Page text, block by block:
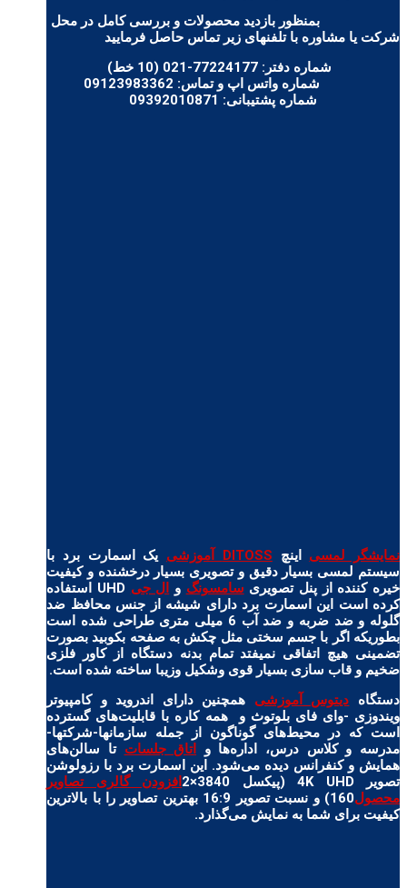
بمنظور بازدید محصولات و بررسی کامل در محل
شرکت یا مشاوره با تلفنهای زیر تماس حاصل فرمایید
شماره دفتر:
شماره واتس اپ و تماس:
شماره پشتیبانی:
نمایشگر لمسی اینچ DITOSS آموزشی
یک اسمارت برد با
سیستم لمسی بسیار دقیق و تصویری بسیار درخشنده و کیفیت
خیره کننده از پنل تصویری سامسونگ و ال جی
UHD استفاده
کرده است این اسمارت برد دارای شیشه از جنس محافظ ضد
گلوله و ضد ضربه و ضد آب 6 میلی متری طراحی شده است
بطوریکه اگر با جسم سختی مثل چکش به صفحه بکوبید بصورت
تضمینی هیچ اتفاقی نمیفتد تمام بدنه دستگاه از کاور فلزی
ضخیم و قاب سازی بسیار قوی وشکیل وزیبا ساخته شده است.
دستگاه دیتوس آموزشی همچنین دارای اندروید و کامپیوتر
ویندوزی -وای فای بلوتوث و همه کاره با قابلیت‌های گسترده‌
است که در محیط‌های گوناگون از جمله سازمانها-شرکتها-
مدرسه و کلاس درس، اداره‌ها و
اتاق جلسات تا سالن‌های
همایش و کنفرانس دیده می‌شود. این اسمارت برد با رزولوشن
تصویر 4K UHD (پیکسل 3840×2
افزودن گالری تصاویر
محصول
160) و نسبت تصویر 16:9 بهترین تصاویر را با بالاترین
کیفیت برای شما به نمایش می‌گذارد.